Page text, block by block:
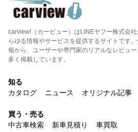
carview!（カービュー）はLINEヤフー株式会
らゆる情報やサービスを提供するサイトです
報から、ユーザーや専門家のリアルなレビュ
多く掲載しています。
知る
カタログ
ニュース オリジナル記事
買う・売る
中古車検索
新車見積り 車買取